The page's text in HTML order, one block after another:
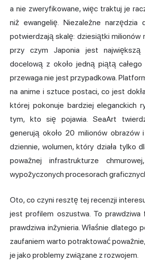
a nie zweryfikowane, więc traktuj je
niż ewangelię. Niezależne narzędzia
potwierdzają skalę: dziesiątki milionów
przy czym Japonia jest największą
docelową z około jedną piątą całego
przewaga nie jest przypadkowa.
na anime i sztuce postaci, co jest
której pokonuje bardziej eleganckich
tym, kto się pojawia. SeaArt
generują około 20 milionów obrazów
dziennie, wolumen, który działa tylko
poważnej infrastrukturze
wypożyczonych procesorach
Oto, co czyni resztę tej recenzji
jest profilem oszustwa. To
prawdziwa inżynieria. Właśnie dlatego
zaufaniem warto potraktować
je jako problemy związane z rozwojem.